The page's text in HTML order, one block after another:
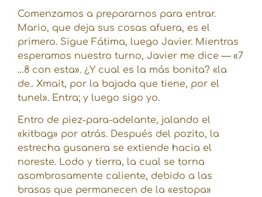
Comenzamos a prepararnos para entrar.
Mario, que deja sus cosas afuera, es el
primero. Sigue Fátima, luego Javier. Mientras
esperamos nuestro turno, Javier me dice — «7
…8 con esta». ¿Y cual es la más bonita? «la
de.. Xmait, por la bajada que tiene, por el
tunel». Entra; y luego sigo yo.
Entro de piez-para-adelante, jalando el
«kitbag» por atrás. Después del pozito, la
estrecha gusanera se extiende hacia el
noreste. Lodo y tierra, la cual se torna
asombrosamente caliente, debido a las
brasas que permanecen de la «estopa»